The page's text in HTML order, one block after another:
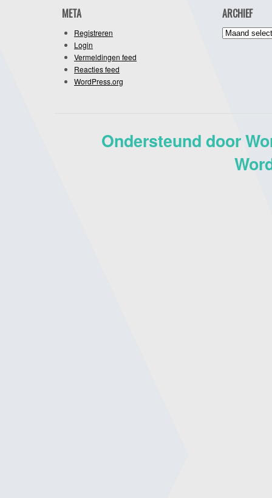
META
Registreren
Login
Vermeldingen feed
Reacties feed
WordPress.org
ARCHIEF
Archief
Ondersteund door